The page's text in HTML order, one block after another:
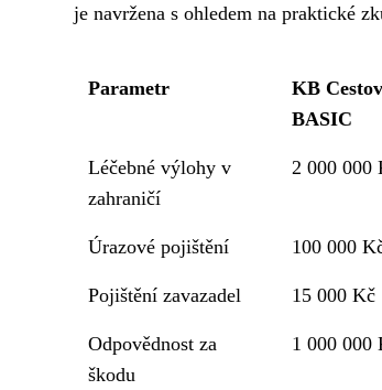
je navržena s ohledem na praktické
Parametr
KB
BASIC
Léčebné výlohy v
zahraničí
2 000 000
Úrazové pojištění 100 000
Pojištění zavazadel 15 000 Kč
Odpovědnost za
škodu
1 000 000